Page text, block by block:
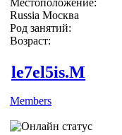
Russia Москва
Род занятий:
Возраст:
le7el5is.M
Members